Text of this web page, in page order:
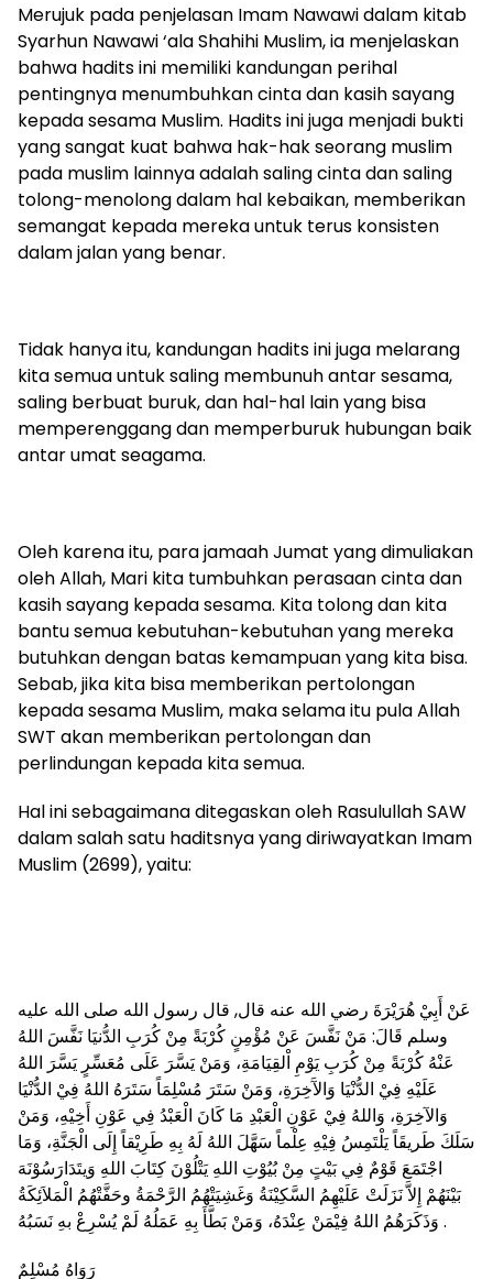
Merujuk pada penjelasan Imam Nawawi dalam kitab
Syarhun Nawawi ‘ala Shahihi Muslim, ia menjelaskan
bahwa hadits ini memiliki kandungan perihal
pentingnya menumbuhkan cinta dan kasih sayang
kepada sesama Muslim. Hadits ini juga menjadi bukti
yang sangat kuat bahwa hak-hak seorang muslim
pada muslim lainnya adalah saling cinta dan saling
tolong-menolong dalam hal kebaikan, memberikan
semangat kepada mereka untuk terus konsisten
dalam jalan yang benar.
Tidak hanya itu, kandungan hadits ini juga melarang
kita semua untuk saling membunuh antar sesama,
saling berbuat buruk, dan hal-hal lain yang bisa
memperenggang dan memperburuk hubungan baik
antar umat seagama.
Oleh karena itu, para jamaah Jumat yang dimuliakan
oleh Allah, Mari kita tumbuhkan perasaan cinta dan
kasih sayang kepada sesama. Kita tolong dan kita
bantu semua kebutuhan-kebutuhan yang mereka
butuhkan dengan batas kemampuan yang kita bisa.
Sebab, jika kita bisa memberikan pertolongan
kepada sesama Muslim, maka selama itu pula Allah
SWT akan memberikan pertolongan dan
perlindungan kepada kita semua.
Hal ini sebagaimana ditegaskan oleh Rasulullah SAW
dalam salah satu haditsnya yang diriwayatkan Imam
Muslim (2699), yaitu:
عَنْ أَبِيْ هُرَيْرَةَ رضي الله عنه قال, قال رسول الله صلى الله عليه
وسلم قَالَ: مَنْ نَفَّسَ عَنْ مُؤْمِنٍ كُرْبَةً مِنْ كُرَبِ الدُّنيَا نَفَّسَ اللهُ
عَنْهُ كُرْبَةً مِنْ كُرَبِ يَوْمِ اْلقِيَامَةِ، وَمَنْ يَسَّرَ عَلَى مُعَسِّرٍ يَسَّرَ اللهُ
عَلَيْهِ فِيْ الدُّنْيَا وَالآَخِرَةِ، وَمَنْ سَتَرَ مُسْلِمَاً سَتَرَهُ اللهُ فِيْ الدُّنْيَا
وَالآخِرَةِ، وَاللهُ فِيْ عَوْنِ الْعَبْدِ مَا كَانَ الْعَبْدُ فِي عَوْنِ أَخِيْهِ، وَمَنْ
سَلَكَ طَريقَاً يَلْتَمِسُ فِيْهِ عِلْماً سَهَّلَ اللهُ لَهُ بِهِ طَرِيْقاً إِلَى الْجَنَّةِ، وَمَا
اجْتَمَعَ قَوْمٌ فِي بَيْتٍ مِنْ بُيُوْتِ اللهِ يَتْلُوْنَ كِتَابَ اللهِ وَيتَدَارَسُوْنَهَ
بَيْنَهُمْ إِلاَّ نَزَلَتْ عَلَيْهِمُ السَّكِيْنَةُ وَغَشِيَتْهُمُ الرَّحْمَةُ وحَفَّتْهُمُ الْمَلاَئِكَةُ
وَذَكَرَهُمُ اللهُ فِيْمَنْ عِنْدَهُ، وَمَنْ بَطَّأَ بِهِ عَمَلُهُ لَمْ يُسْرِعْ بهِ نَسَبُهُ .
رَوَاهُ مُسْلِمٌ